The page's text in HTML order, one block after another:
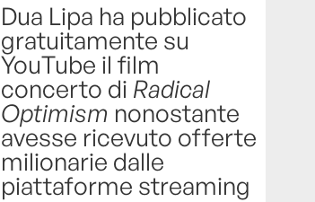
Dua Lipa ha pubblicato
gratuitamente su
YouTube il film
concerto di Radical
Optimism nonostante
avesse ricevuto offerte
milionarie dalle
piattaforme streaming